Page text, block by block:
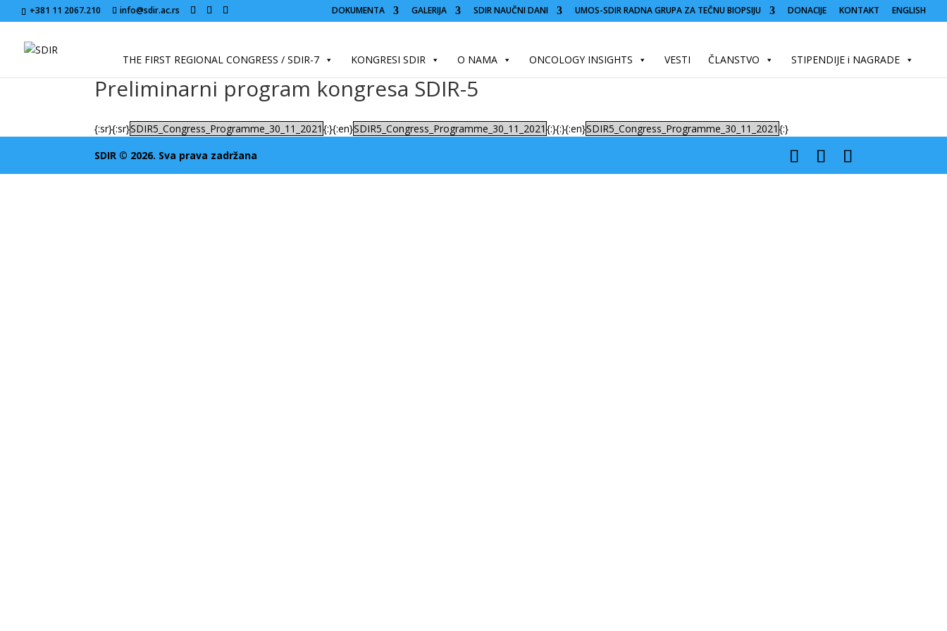
+381 11 2067.210 info@sdir.ac.rs DOKUMENTA GALERIJA SDIR NAUČNI DANI UMOS-SDIR RADNA GRUPA ZA TEČNU BIOPSIJU DONACIJE KONTAKT ENGLISH
THE FIRST REGIONAL CONGRESS / SDIR-7 KONGRESI SDIR O NAMA ONCOLOGY INSIGHTS VESTI ČLANSTVO STIPENDIJE i NAGRADE
Preliminarni program kongresa SDIR-5
{:sr}{:sr}SDIR5_Congress_Programme_30_11_2021 {:}{:en}SDIR5_Congress_Programme_30_11_2021 {:}{:}{:en}SDIR5_Congress_Programme_30_11_2021 {:}
SDIR © 2026. Sva prava zadržana